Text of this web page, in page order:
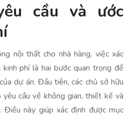
cầu và ước
nội thất cho nhà hàng, việc xác
phí là hai bước quan trọng để
dự án. Đầu tiên, các chủ sở hữu
yêu cầu về không gian, thiết kế và
Điều này giúp xác định được mục